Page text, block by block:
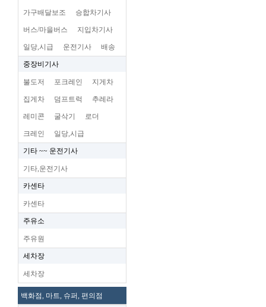
가구배달보조 승합차기사
버스/마을버스 지입차기사
일당,시급 운전기사 배송
중장비기사
불도저 포크레인 지게차
집게차 덤프트럭 추레라
레미콘 굴삭기 로더
크레인 일당,시급
기타 ~~ 운전기사
기타,운전기사
카센타
카센타
주유소
주유원
세차장
세차장
백화점, 마트, 슈퍼, 편의점